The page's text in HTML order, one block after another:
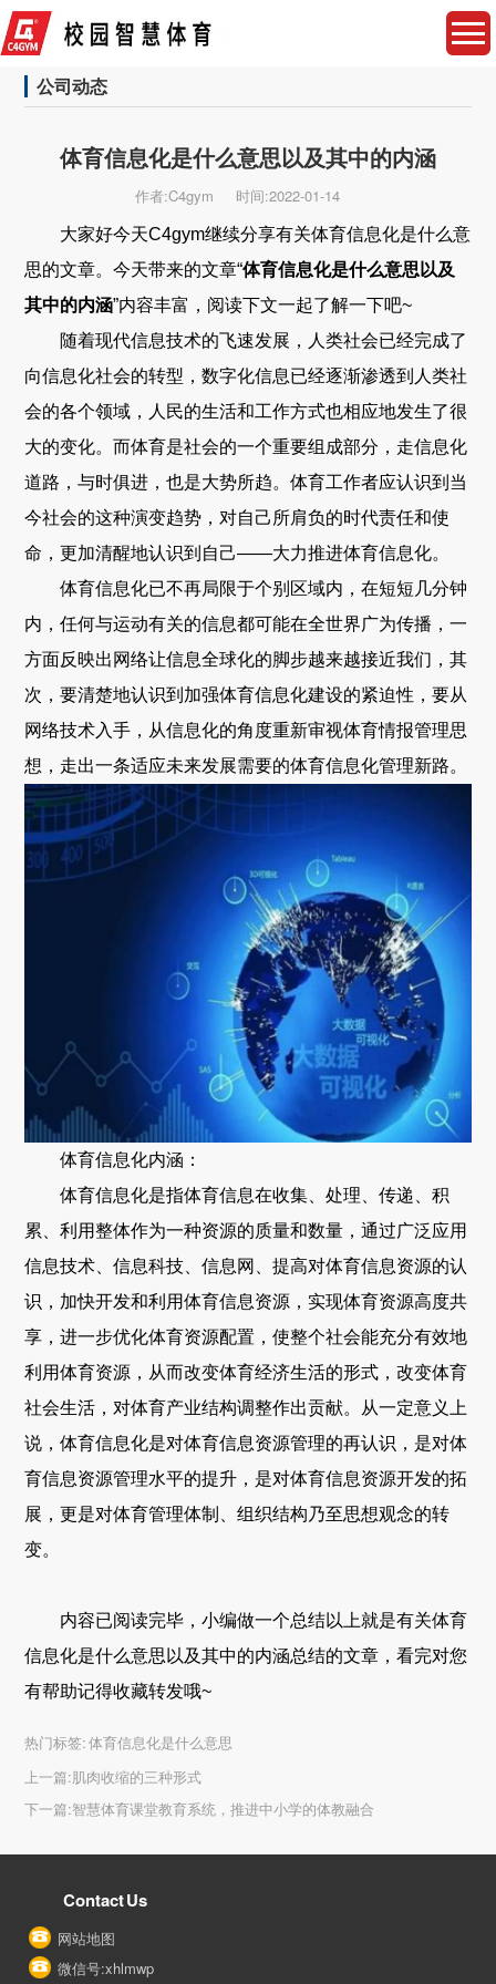
公司动态
体育信息化是什么意思以及其中的内涵
作者:C4gym 时间:2022-01-14
大家好今天C4gym继续分享有关体育信息化是什么意
思的文章。今天带来的文章“体育信息化是什么意思以及
其中的内涵”内容丰富，阅读下文一起了解一下吧~
随着现代信息技术的飞速发展，人类社会已经完成了
向信息化社会的转型，数字化信息已经逐渐渗透到人类社
会的各个领域，人民的生活和工作方式也相应地发生了很
大的变化。而体育是社会的一个重要组成部分，走信息化
道路，与时俱进，也是大势所趋。体育工作者应认识到当
今社会的这种演变趋势，对自己所肩负的时代责任和使
命，更加清醒地认识到自己——大力推进体育信息化。
体育信息化已不再局限于个别区域内，在短短几分钟
内，任何与运动有关的信息都可能在全世界广为传播，一
方面反映出网络让信息全球化的脚步越来越接近我们，其
次，要清楚地认识到加强体育信息化建设的紧迫性，要从
网络技术入手，从信息化的角度重新审视体育情报管理思
想，走出一条适应未来发展需要的体育信息化管理新路。
体育信息化内涵：
体育信息化是指体育信息在收集、处理、传递、积
累、利用整体作为一种资源的质量和数量，通过广泛应用
信息技术、信息科技、信息网、提高对体育信息资源的认
识，加快开发和利用体育信息资源，实现体育资源高度共
享，进一步优化体育资源配置，使整个社会能充分有效地
利用体育资源，从而改变体育经济生活的形式，改变体育
社会生活，对体育产业结构调整作出贡献。从一定意义上
说，体育信息化是对体育信息资源管理的再认识，是对体
育信息资源管理水平的提升，是对体育信息资源开发的拓
展，更是对体育管理体制、组织结构乃至思想观念的转
变。
内容已阅读完毕，小编做一个总结以上就是有关体育
信息化是什么意思以及其中的内涵总结的文章，看完对您
有帮助记得收藏转发哦~
热门标签:体育信息化是什么意思
上一篇:肌肉收缩的三种形式
下一篇:智慧体育课堂教育系统，推进中小学的体教融合
Contact Us
网站地图
微信号:xhlmwp